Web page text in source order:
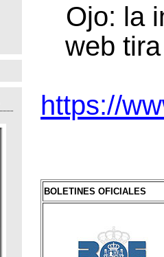
Ojo: la
web
https://
BOLETINES OFICIALES